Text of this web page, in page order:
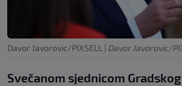
Davor Javorovic/PIXSELL | Davor Javorovic/
Svečanom sjednicom